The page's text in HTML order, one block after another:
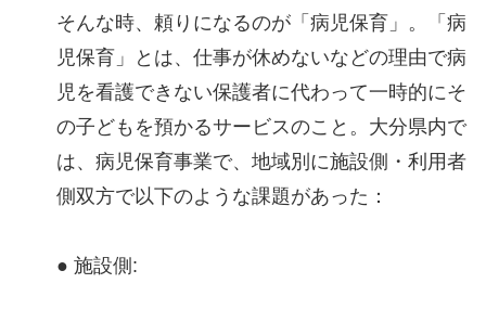
そんな時、頼りになるのが「病児保育」。「病
児保育」とは、仕事が休めないなどの理由で病
児を看護できない保護者に代わって一時的にそ
の子どもを預かるサービスのこと。大分県内で
は、病児保育事業で、地域別に施設側・利用者
側双方で以下のような課題があった：
● 施設側: